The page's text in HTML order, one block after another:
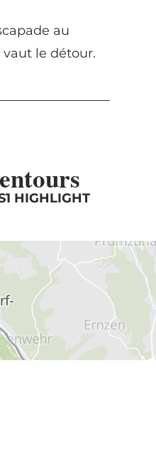
au
le détour.
HIGHLIGHT